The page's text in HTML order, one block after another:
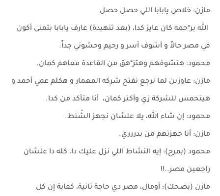
مازن: خلاص يابابا اللي حصل حصل
ﷲ ير*حمه كان عايز كدا، (بعد تنهيدة) عارف يابابا بتمنىٰ أكون
في مصر حالاً و أشوف آسر و رحيم وحشوني جداً.
محمود: هتشوفهم وهتز*هق من القاعدة معاهم كمان.
مازن: عاوزين لما نرجع نفتح شركه المعمار و هكلم عمي أحمد و
هيتحمس للشركة زي وأكتر كمان، أنا متأكد من كدا.
محمود: إن شاء ﷲ، يلا علشان نجهز الشُنط.
مازن: أنا جهزتهم من بدررري.
محمود (بمرح): إيه النشاط اللي نزل عليك دا، كله دا علشان
راجعين مصر..!!
مازن (بضحك): أومال، مصر دي حاجة تانية، كفاية إن كل